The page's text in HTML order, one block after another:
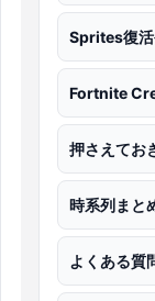
Sprites復活
Fortnite
押さえてお
時系列まと
よくある質